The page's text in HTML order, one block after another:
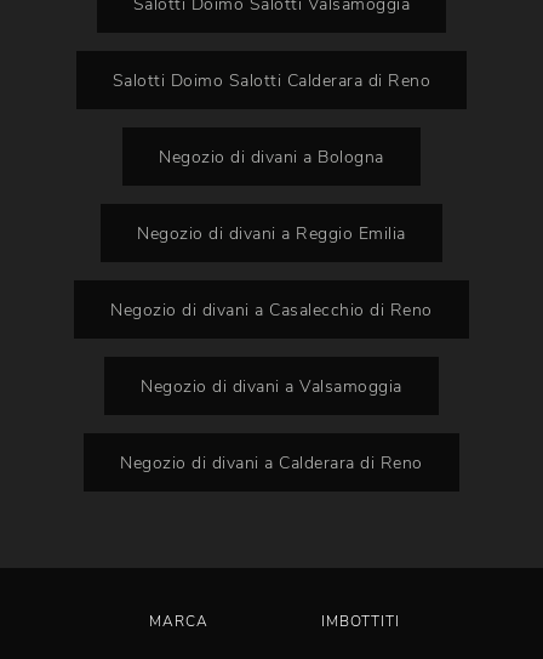
Salotti Doimo Salotti Calderara di Reno
Negozio di divani a Bologna
Negozio di divani a Reggio Emilia
Negozio di divani a Casalecchio di Reno
Negozio di divani a Valsamoggia
Negozio di divani a Calderara di Reno
MARCA IMBOTTITI